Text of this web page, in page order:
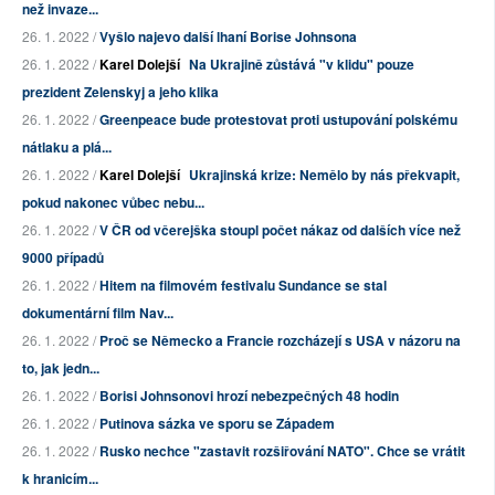
než invaze...
26. 1. 2022 /Vyšlo najevo další lhaní Borise Johnsona
26. 1. 2022 /Karel Dolejší Na Ukrajině zůstává "v klidu" pouze
prezident Zelenskyj a jeho klika
26. 1. 2022 /Greenpeace bude protestovat proti ustupování polskému
nátlaku a plá...
26. 1. 2022 /Karel Dolejší Ukrajinská krize: Nemělo by nás překvapit,
pokud nakonec vůbec nebu...
26. 1. 2022 /V ČR od včerejška stoupl počet nákaz od dalších více než
9000 případů
26. 1. 2022 /Hitem na filmovém festivalu Sundance se stal
dokumentární film Nav...
26. 1. 2022 /Proč se Německo a Francie rozcházejí s USA v názoru na
to, jak jedn...
26. 1. 2022 /Borisi Johnsonovi hrozí nebezpečných 48 hodin
26. 1. 2022 /Putinova sázka ve sporu se Západem
26. 1. 2022 /Rusko nechce "zastavit rozšiřování NATO". Chce se vrátit
k hranicím...